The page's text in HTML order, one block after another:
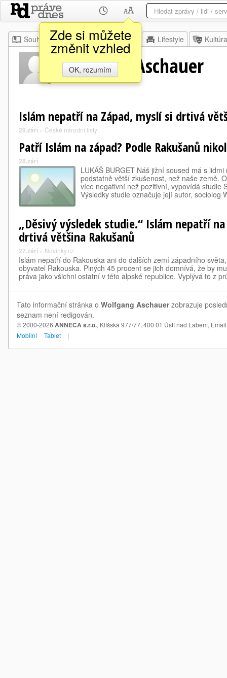
Zde si můžete
změnit vzhled
OK, rozumím
Souhrn Moje Z domova Lifestyle Kultúra
Wolfgang Aschauer
Islám nepatří na Západ, myslí si drtivá
29.září » České národní listy
Patří Islám na západ? Podle Rakušanů
28.září
LUKÁŠ BURGET Náš jižní soused má s
podstatně větší zkušenost, než naše země.
více negativní než pozitivní, vypovídá studie
Výsledky studie označuje její autor, sociolog
„Děsivý výsledek studie.“ Islám nepatří
drtivá většina Rakušanů
27.září » Novinky.cz
Islám nepatří do Rakouska ani do dalších zemí západního
obyvatel Rakouska. Plných 45 procent se jich domnívá, že by
práva jako všichni ostatní v této alpské republice. Vyplývá to z
Tato informační stránka o Wolfgang Aschauerzobrazuje
seznam není redigován.
© 2000-2026 ANNECA s.r.o., Klíšská 977/77, 400 01 Ústí nad Labem,
Mobilní
Tablet |